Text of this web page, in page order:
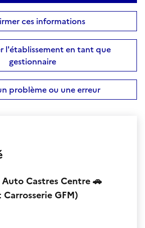
ces informations
l'établissement en tant que
gestionnaire
problème ou une erreur
Castres Centre 🚗
GFM)